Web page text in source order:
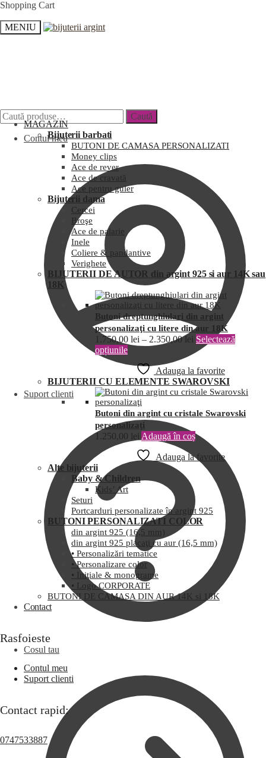
Shopping Cart
MENIU
Caută
Contul meu
Suport clienti
Cosul tau
MAGAZIN
Bijuterii barbati
BUTONI DE CAMASA PERSONALIZATI
Money clips
Ace de rever
Ace de cravată
Ace pentru guler
Bijuterii dama
Cercei
Broşe
Ace de palarie
Inele
Coliere & pandantive
Verighete
BIJUTERII DE AUTOR din argint 925 si aur 14K sau
18K
Butoni dreptunghiulari din argint
personalizaţi cu litere din aur 18K
1.750,00 lei – 2.350,00lei Selectează
opțiunile
Adauga la favorite
BIJUTERII CU ELEMENTE SWAROVSKI
Butoni din argint cu cristale Swarovski
personalizaţi
1.250,00 lei Adaugă în coș
Adauga la favorite
Alte bijuterii
Baby & Children
Kids’ Art
Seturi
Portcarduri personalizate în argint 925
BUTONI PERSONALIZATI COLOR
din argint 925 (16,5 mm)
din argint 925 placaţi cu aur (16,5 mm)
• Personalizări tematice
• Personalizare color
• Iniţiale & monograme
• Logo CORPORATE
BUTONI DE CAMASA DIN AUR 14K si 18K
Contact
Rasfoieste
Contul meu
Suport clienti
Contact rapid:
0747533887